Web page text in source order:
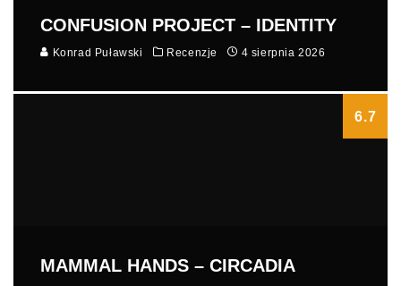
CONFUSION PROJECT – IDENTITY
Konrad Puławski Recenzje 4 sierpnia 2026
6.7
MAMMAL HANDS – CIRCADIA